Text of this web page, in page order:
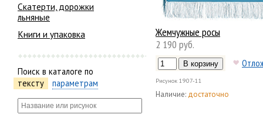
Скатерти, дорожки
льняные
Книги и упаковка
Поиск в каталоге по
тексту
параметрам
Жемчужные росы
2 190 руб.
Рисунок 1907-11
Наличие: достаточно